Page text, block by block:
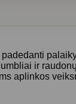
ir
aplinkos